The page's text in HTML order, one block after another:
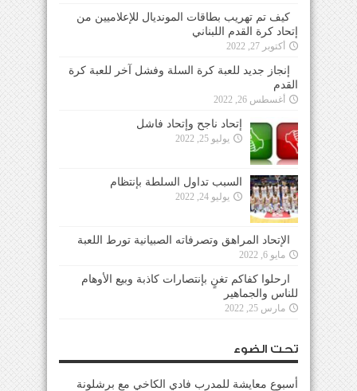
كيف تم تهريب بطاقات المونديال للإعلاميين من
إتحاد كرة القدم اللبناني
أكتوبر 27, 2022
إنجاز جديد للعبة كرة السلة وفشل آخر للعبة كرة
القدم
أغسطس 26, 2022
إتحاد ناجح وإتحاد فاشل
يوليو 25, 2022
السبب تداول السلطة بإنتظام
يوليو 24, 2022
الإتحاد المراهق وتصرفاته الصبيانية تورط اللعبة
مايو 6, 2022
ارحلوا كفاكم تغنٍ بإنتصارات كاذبة وبيع الأوهام
للناس والجماهير
مارس 25, 2022
تحت الضوء
أسبوع معايشة للمدرب فادي الكاخي مع برشلونة